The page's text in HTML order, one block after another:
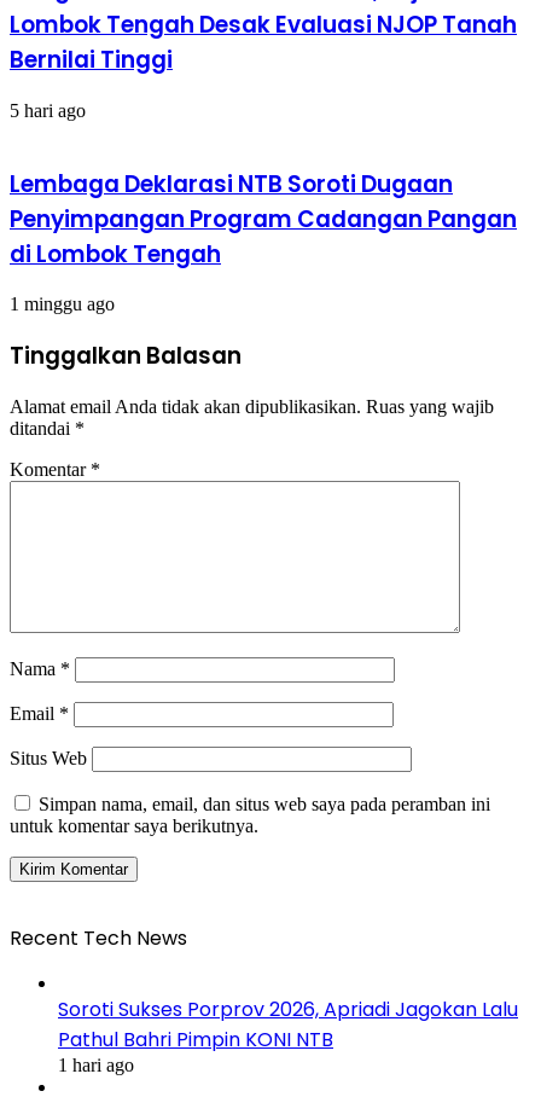
Lombok Tengah Desak Evaluasi NJOP Tanah
Bernilai Tinggi
5 hari ago
Lembaga Deklarasi NTB Soroti Dugaan
Penyimpangan Program Cadangan Pangan
di Lombok Tengah
1 minggu ago
Tinggalkan Balasan
Alamat email Anda tidak akan dipublikasikan. Ruas yang wajib
ditandai *
Komentar *
Nama *
Email *
Situs Web
Simpan nama, email, dan situs web saya pada peramban ini
untuk komentar saya berikutnya.
Recent Tech News
Soroti Sukses Porprov 2026, Apriadi Jagokan Lalu
Pathul Bahri Pimpin KONI NTB
1 hari ago